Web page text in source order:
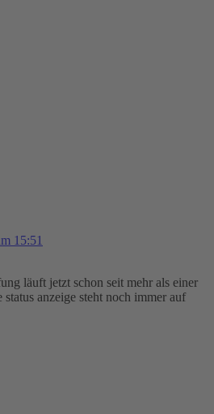
15:51
läuft jetzt schon seit mehr als einer
status anzeige steht noch immer auf